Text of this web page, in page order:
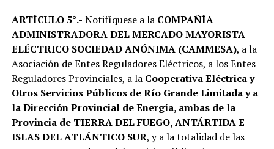
ARTÍCULO 5°.- Notifíquese a la COMPAÑÍA
ADMINISTRADORA DEL MERCADO MAYORISTA
ELÉCTRICO SOCIEDAD ANÓNIMA (CAMMESA), a la
Asociación de Entes Reguladores Eléctricos, a los Entes
Reguladores Provinciales, a laCooperativa Eléctrica y
Otros Servicios Públicos de Río Grande Limitada y a
la Dirección Provincial de Energía, ambas de la
Provincia de TIERRA DEL FUEGO, ANTÁRTIDA E
ISLAS DEL ATLÁNTICO SUR, y a la totalidad de las